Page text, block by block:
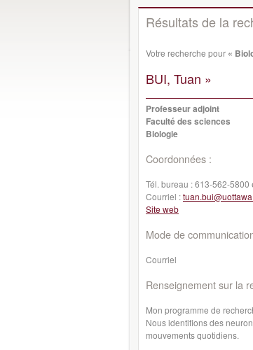
Résultats de la
Votre recherche pour «
BUI, Tuan »
Professeur adjoint
Faculté des sciences
Biologie
Coordonnées :
Tél. bureau :613-562-5800
Courriel :
Site web
Mode de
Courriel
Renseignement sur la
Mon programme de
Nous identifions des
mouvements quotidiens.